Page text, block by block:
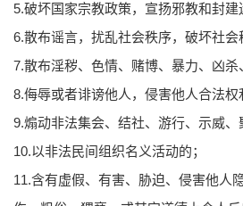
5.破坏国家宗教政策，宣扬邪教和封建
6.散布谣言，扰乱社会秩序，破坏社会
7.散布淫秽、色情、赌博、暴力、凶杀
8.侮辱或者诽谤他人，侵害他人合法权
9.煽动非法集会、结社、游行、示威、
10.以非法民间组织名义活动的；
11.含有虚假、有害、胁迫、侵害他人